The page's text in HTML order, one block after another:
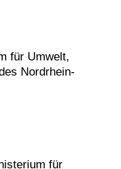
für Umwelt,
Nordrhein-
für